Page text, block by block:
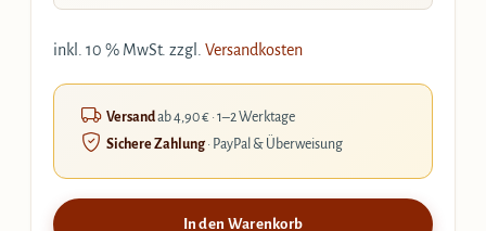
inkl. 10 % MwSt. zzgl. Versandkosten
Versandab 4,90 € · 1–2 Werktage
Sichere Zahlung· PayPal & Überweisung
In den Warenkorb